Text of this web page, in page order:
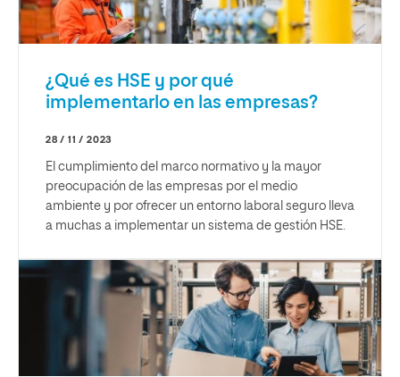
¿Qué es HSE y por qué
implementarlo en las empresas?
28 / 11 / 2023
El cumplimiento del marco normativo y la mayor
preocupación de las empresas por el medio
ambiente y por ofrecer un entorno laboral seguro lleva
a muchas a implementar un sistema de gestión HSE.